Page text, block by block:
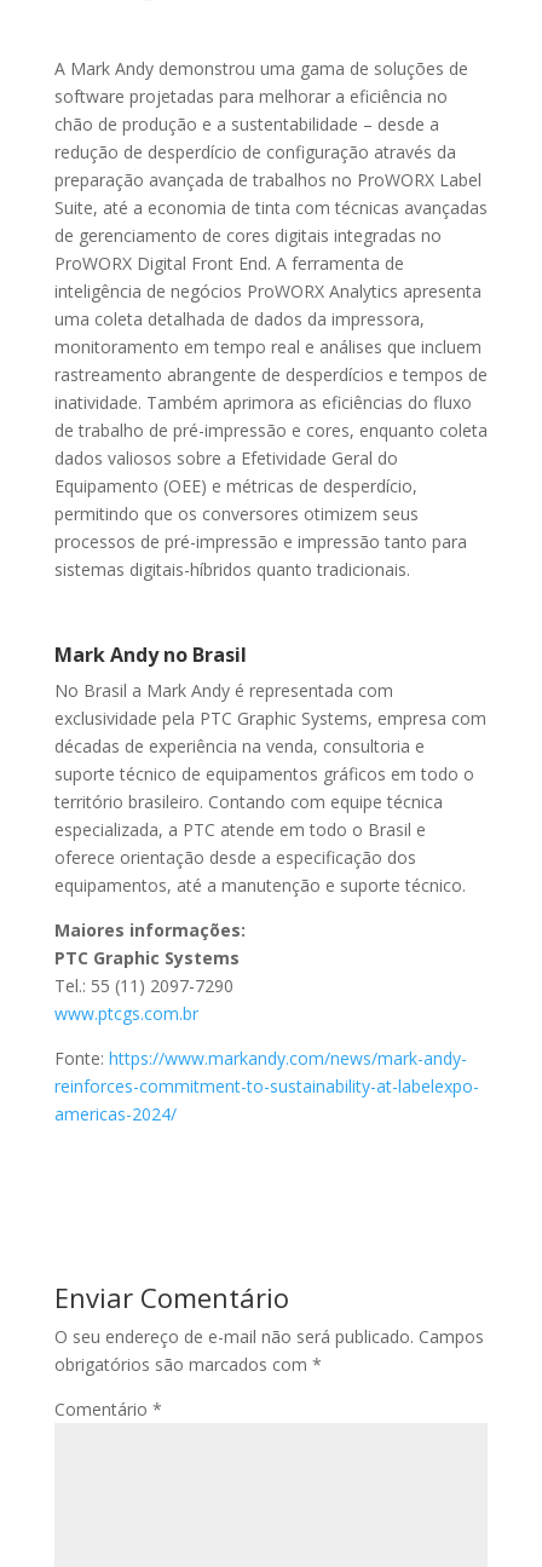
A Mark Andy demonstrou uma gama de soluções de
software projetadas para melhorar a eficiência no
chão de produção e a sustentabilidade – desde a
redução de desperdício de configuração através da
preparação avançada de trabalhos no ProWORX Label
Suite, até a economia de tinta com técnicas avançadas
de gerenciamento de cores digitais integradas no
ProWORX Digital Front End. A ferramenta de
inteligência de negócios ProWORX Analytics apresenta
uma coleta detalhada de dados da impressora,
monitoramento em tempo real e análises que incluem
rastreamento abrangente de desperdícios e tempos de
inatividade. Também aprimora as eficiências do fluxo
de trabalho de pré-impressão e cores, enquanto coleta
dados valiosos sobre a Efetividade Geral do
Equipamento (OEE) e métricas de desperdício,
permitindo que os conversores otimizem seus
processos de pré-impressão e impressão tanto para
sistemas digitais-híbridos quanto tradicionais.
Mark Andy no Brasil
No Brasil a Mark Andy é representada com
exclusividade pela PTC Graphic Systems, empresa com
décadas de experiência na venda, consultoria e
suporte técnico de equipamentos gráficos em todo o
território brasileiro. Contando com equipe técnica
especializada, a PTC atende em todo o Brasil e
oferece orientação desde a especificação dos
equipamentos, até a manutenção e suporte técnico.
Maiores informações:
PTC Graphic Systems
Tel.: 55 (11) 2097-7290
www.ptcgs.com.br
Fonte: https://www.markandy.com/news/mark-andy-
reinforces-commitment-to-sustainability-at-labelexpo-
americas-2024/
Enviar Comentário
O seu endereço de e-mail não será publicado. Campos
obrigatórios são marcados com *
Comentário *